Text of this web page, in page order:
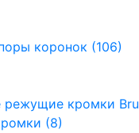
коронок (106)
кромки
(8)